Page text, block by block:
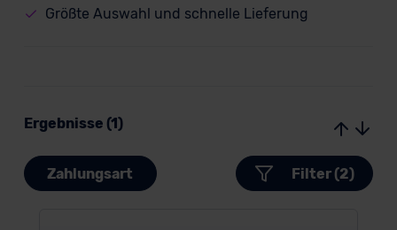
Größte Auswahl und schnelle Lieferung
Ergebnisse (1)
Zahlungsart Filter (2)